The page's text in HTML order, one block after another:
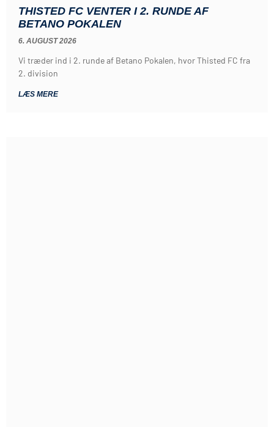
THISTED FC VENTER I 2. RUNDE AF
BETANO POKALEN
6. AUGUST 2026
Vi træder ind i 2. runde af Betano Pokalen, hvor Thisted FC fra
2. division
LÆS MERE